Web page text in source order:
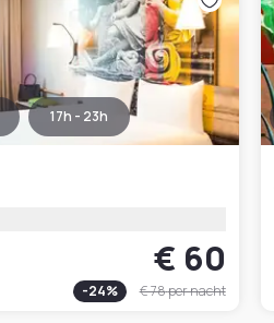
17h - 23h
€ 60
-24% € 78per nacht